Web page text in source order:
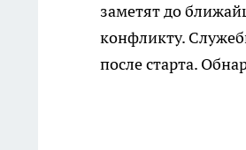
заметят до
конфликту.
после старта.